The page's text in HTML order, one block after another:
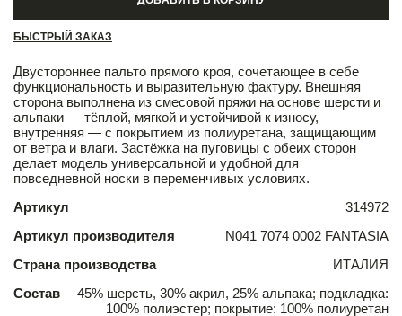
БЫСТРЫЙ ЗАКАЗ
Двустороннее пальто прямого кроя, сочетающее в себе
функциональность и выразительную фактуру. Внешняя
сторона выполнена из смесовой пряжи на основе шерсти и
альпаки — тёплой, мягкой и устойчивой к износу,
внутренняя — с покрытием из полиуретана, защищающим
от ветра и влаги. Застёжка на пуговицы с обеих сторон
делает модель универсальной и удобной для
повседневной носки в переменчивых условиях.
Артикул
314972
Артикул производителя
N041 7074 0002 FANTASIA
Страна производства
ИТАЛИЯ
Состав
45% шерсть, 30% акрил, 25% альпака; подкладка:
100% полиэстер; покрытие: 100% полиуретан